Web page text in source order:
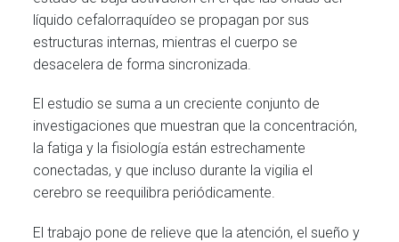
líquido cefalorraquídeo se propagan por sus
estructuras internas, mientras el cuerpo se
desacelera de forma sincronizada.
El estudio se suma a un creciente conjunto de
investigaciones que muestran que la concentración,
la fatiga y la fisiología están estrechamente
conectadas, y que incluso durante la vigilia el
cerebro se reequilibra periódicamente.
El trabajo pone de relieve que la atención, el sueño y